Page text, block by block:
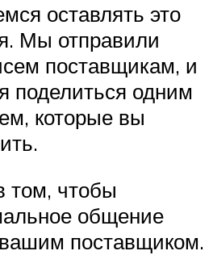
оставлять это
Мы отправили
поставщикам, и
поделиться одним
которые вы
том, чтобы
общение
поставщиком.